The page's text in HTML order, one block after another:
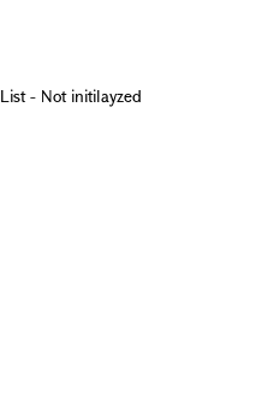
List - Not initilayzed